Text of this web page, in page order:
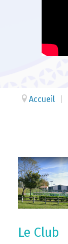
Accueil
Le Club